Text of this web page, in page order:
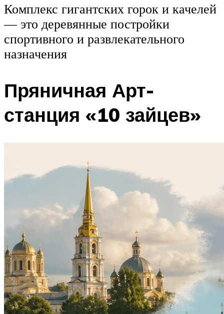
Комплекс гигантских горок и качелей
— это деревянные постройки
спортивного и развлекательного
назначения
Пряничная Арт-
станция «10 зайцев»